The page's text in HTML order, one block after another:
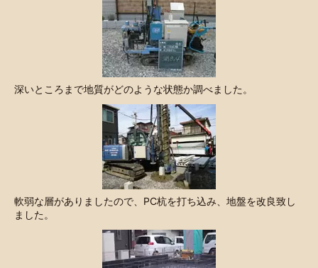
深いところまで地質がどのような状態か調べました。
軟弱な層がありましたので、PC杭を打ち込み、地盤を改良致し
ました。